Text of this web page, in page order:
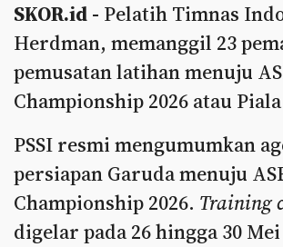
SKOR.id - Pelatih Timnas
Herdman, memanggil 23
pemusatan latihan menuju
Championship 2026 atau
PSSI resmi mengumumkan
persiapan Garuda menuju
Championship 2026. Training
digelar pada 26 hingga 30 Mei